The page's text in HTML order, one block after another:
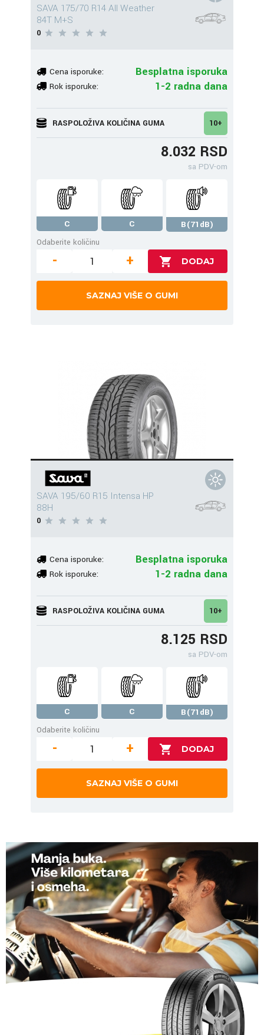
SAVA 175/70 R14 All Weather
84T M+S
0
Cena isporuke: Besplatna isporuka
Rok isporuke: 1-2 radna dana
RASPOLOŽIVA KOLIČINA GUMA 10+
8.032 RSD
sa PDV-om
C C
B(71dB)
Odaberite količinu
- +
SAZNAJ VIŠE O GUMI
SAVA 195/60 R15 Intensa HP
88H
0
Cena isporuke: Besplatna isporuka
Rok isporuke: 1-2 radna dana
RASPOLOŽIVA KOLIČINA GUMA 10+
8.125 RSD
sa PDV-om
C C
B(71dB)
Odaberite količinu
- +
SAZNAJ VIŠE O GUMI